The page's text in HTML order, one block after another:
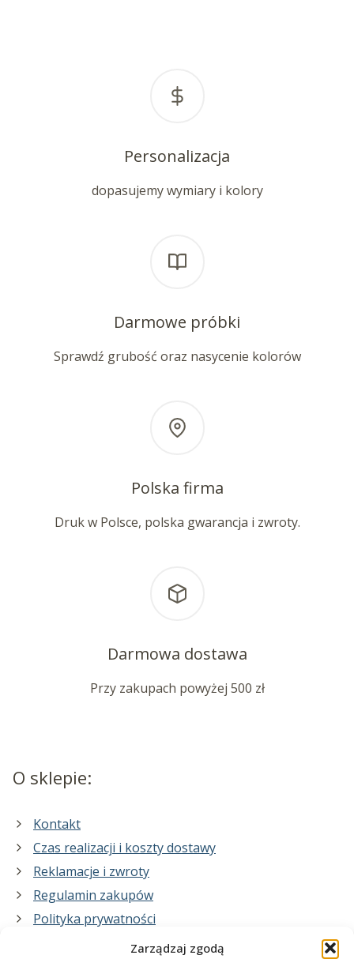
Zarządzaj zgodą
Personalizacja
dopasujemy wymiary i kolory
Darmowe próbki
Sprawdź grubość oraz nasycenie kolorów
Polska firma
Druk w Polsce, polska gwarancja i zwroty.
Darmowa dostawa
Przy zakupach powyżej 500 zł
O sklepie:
Kontakt
Czas realizacji i koszty dostawy
Reklamacje i zwroty
Regulamin zakupów
Polityka prywatności